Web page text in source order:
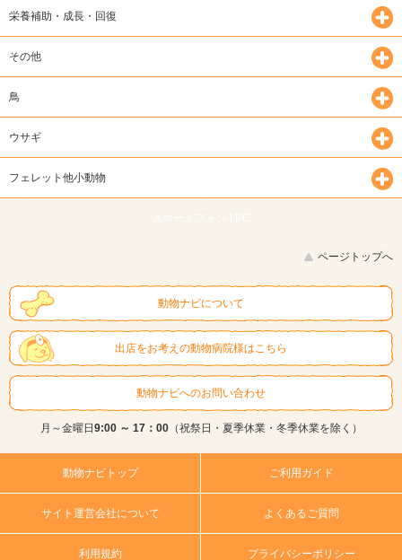
栄養補助・成長・回復
その他
鳥
ウサギ
フェレット他小動物
スマートフォン | PC
ページトップへ
動物ナビについて
出店をお考えの動物病院様はこちら
動物ナビへのお問い合わせ
月～金曜日 9:00 ～ 17：00（祝祭日・夏季休業・冬季休業を除く）
動物ナビトップ ご利用ガイド
サイト運営会社について よくあるご質問
利用規約 プライバシーポリシー